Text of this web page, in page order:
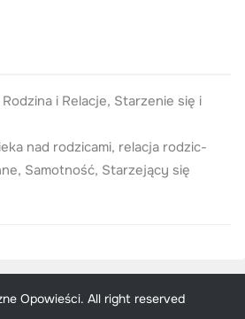
Rodzina i Relacje, Starzenie się i
nad rodzicami, relacja rodzic-
, Samotność, Starzejący się
Opowieści. All right reserved